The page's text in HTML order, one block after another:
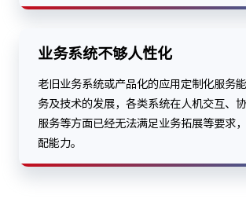
业务系统不够人性化
老旧业务系统或产品化的应用定制化服务
务及技术的发展，各类系统在人机交互、
服务等方面已经无法满足业务拓展等要求
配能力。